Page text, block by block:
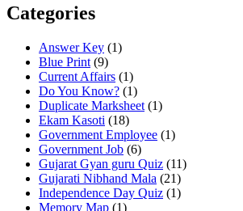
Categories
Answer Key (1)
Blue Print (9)
Current Affairs (1)
Do You Know? (1)
Duplicate Marksheet (1)
Ekam Kasoti (18)
Government Employee (1)
Government Job (6)
Gujarat Gyan guru Quiz (11)
Gujarati Nibhand Mala (21)
Independence Day Quiz (1)
Memory Map (1)